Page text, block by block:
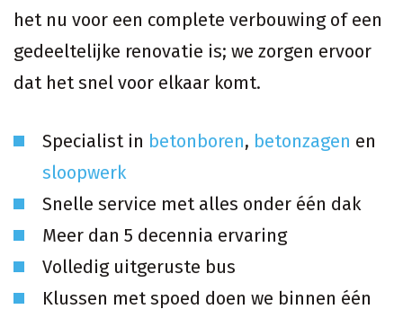
het nu voor een complete verbouwing of een
gedeeltelijke renovatie is; we zorgen ervoor
dat het snel voor elkaar komt.
Specialist in betonboren, betonzagen en
sloopwerk
Snelle service met alles onder één dak
Meer dan 5 decennia ervaring
Volledig uitgeruste bus
Klussen met spoed doen we binnen één